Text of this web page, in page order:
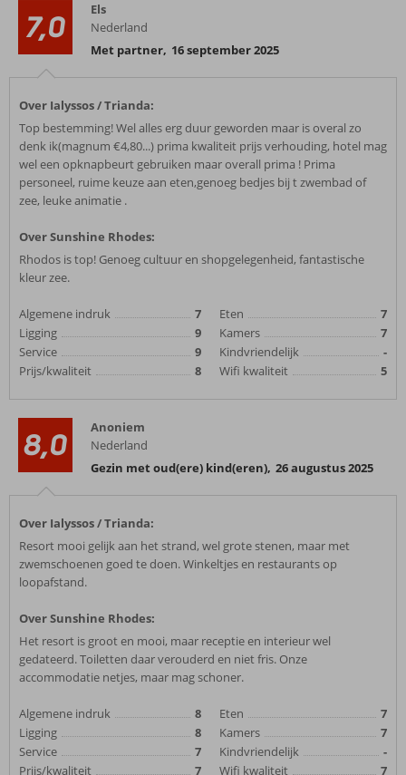
7,0
Els
Nederland
Met partner, 16 september 2025
Over Ialyssos / Trianda:
Top bestemming! Wel alles erg duur geworden maar is overal zo
denk ik(magnum €4,80...) prima kwaliteit prijs verhouding, hotel mag
wel een opknapbeurt gebruiken maar overall prima ! Prima
personeel, ruime keuze aan eten,genoeg bedjes bij t zwembad of
zee, leuke animatie .
Over Sunshine Rhodes:
Rhodos is top! Genoeg cultuur en shopgelegenheid, fantastische
kleur zee.
Algemene indruk
7
Ligging
9
Service
9
Prijs/kwaliteit
8
Eten
7
Kamers
7
Kindvriendelijk
-
Wifi kwaliteit
5
8,0
Anoniem
Nederland
Gezin met oud(ere) kind(eren), 26 augustus 2025
Over Ialyssos / Trianda:
Resort mooi gelijk aan het strand, wel grote stenen, maar met
zwemschoenen goed te doen. Winkeltjes en restaurants op
loopafstand.
Over Sunshine Rhodes:
Het resort is groot en mooi, maar receptie en interieur wel
gedateerd. Toiletten daar verouderd en niet fris. Onze
accommodatie netjes, maar mag schoner.
Algemene indruk
8
Ligging
8
Service
7
Prijs/kwaliteit
7
Eten
7
Kamers
7
Kindvriendelijk
-
Wifi kwaliteit
7